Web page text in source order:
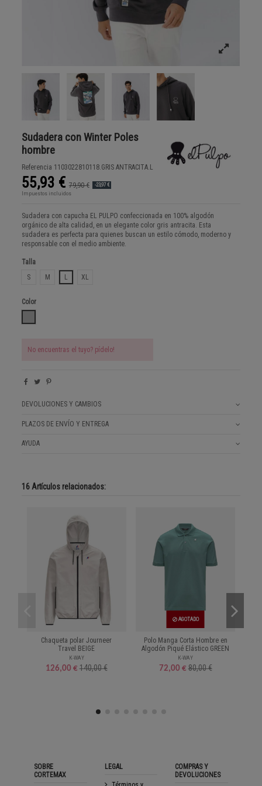
Sudadera con Winter Poles
hombre
Referencia 1103022810118.GRIS ANTRACITA.L
55,93 € 79,90 € -23,97 €
Impuestos incluidos
Sudadera con capucha EL PULPO confeccionada en 100% algodón
orgánico de alta calidad, en un elegante color gris antracita. Esta
sudadera es perfecta para quienes buscan un estilo cómodo, moderno y
responsable con el medio ambiente.
Talla
S
M L XL
Color
No encuentras el tuyo? pídelo!
DEVOLUCIONES Y CAMBIOS
PLAZOS DE ENVÍO Y ENTREGA
AYUDA
16 Artículos relacionados:
Chaqueta polar Journeer
Travel BEIGE
K-WAY
126,00 € 140,00 €
AGOTADO
Polo Manga Corta Hombre en
Algodón Piqué Elástico GREEN
K-WAY
72,00 € 80,00 €
SOBRE
CORTEMAX
LEGAL
COMPRAS Y
DEVOLUCIONES